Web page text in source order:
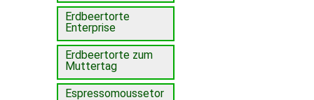
Erdbeertorte
Enterprise
Erdbeertorte zum
Muttertag
Espressomoussetor